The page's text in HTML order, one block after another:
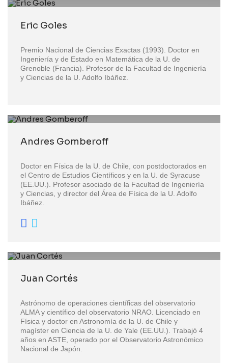
Eric Goles
Premio Nacional de Ciencias Exactas (1993). Doctor en
Ingeniería y de Estado en Matemática de la U. de
Grenoble (Francia). Profesor de la Facultad de Ingeniería
y Ciencias de la U. Adolfo Ibáñez.
Andres Gomberoff
Doctor en Física de la U. de Chile, con postdoctorados en
el Centro de Estudios Científicos y en la U. de Syracuse
(EE.UU.). Profesor asociado de la Facultad de Ingeniería
y Ciencias, y director del Área de Física de la U. Adolfo
Ibáñez.
Juan Cortés
Astrónomo de operaciones científicas del observatorio
ALMA y científico del observatorio NRAO. Licenciado en
Física y doctor en Astronomía de la U. de Chile y
magíster en Ciencia de la U. de Yale (EE.UU.). Trabajó 4
años en ASTE, operado por el Observatorio Astronómico
Nacional de Japón.